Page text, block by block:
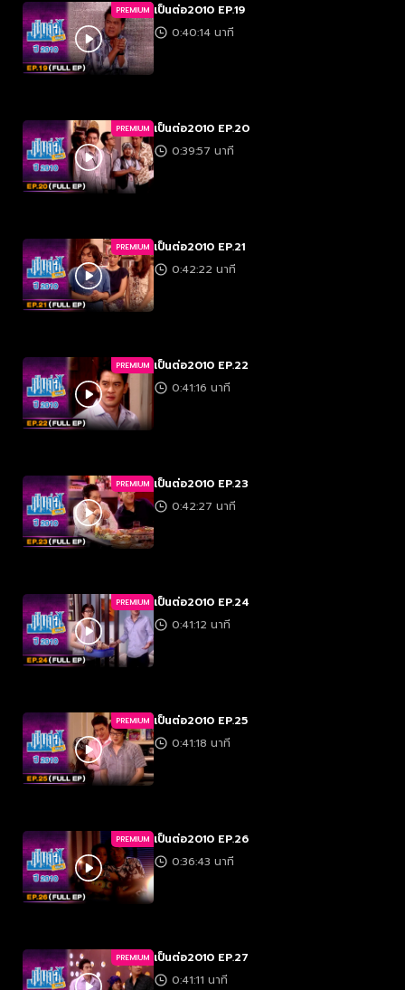
PREMIUM เป็นต่อ2010 EP.19
0:40:14 นาที
PREMIUM เป็นต่อ2010 EP.20
0:39:57 นาที
PREMIUM เป็นต่อ2010 EP.21
0:42:22 นาที
PREMIUM เป็นต่อ2010 EP.22
0:41:16 นาที
PREMIUM เป็นต่อ2010 EP.23
0:42:27 นาที
PREMIUM เป็นต่อ2010 EP.24
0:41:12 นาที
PREMIUM เป็นต่อ2010 EP.25
0:41:18 นาที
PREMIUM เป็นต่อ2010 EP.26
0:36:43 นาที
PREMIUM เป็นต่อ2010 EP.27
0:41:11 นาที